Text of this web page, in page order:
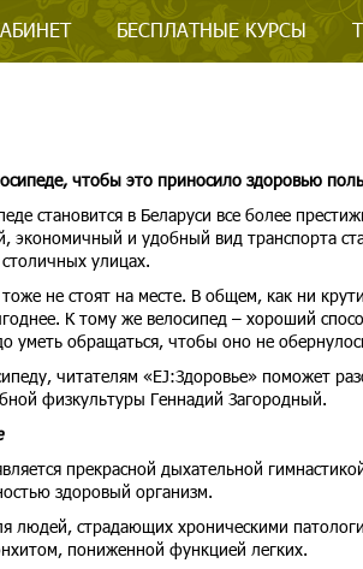
БЕСПЛАТНЫЕ КУРСЫ
чтобы это приносило здоровью
становится в Беларуси все более
экономичный и удобный вид транспорта
улицах.
не стоят на месте. В общем, как ни
К тому же велосипед – хороший
уметь обращаться, чтобы оно не
читателям «EJ:Здоровье» поможет
физкультуры Геннадий Загородный.
прекрасной дыхательной
здоровый организм.
людей, страдающих хроническими
пониженной функцией легких.